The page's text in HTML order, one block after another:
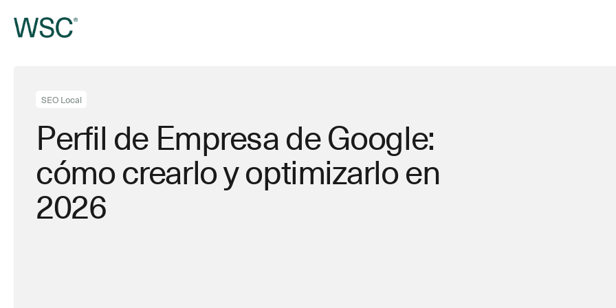
contenido
SEO Local
Perfil de Empresa de Google:
cómo crearlo y optimizarlo en
2026